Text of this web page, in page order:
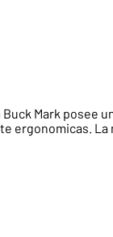
Buck Mark posee
ergonomicas. La